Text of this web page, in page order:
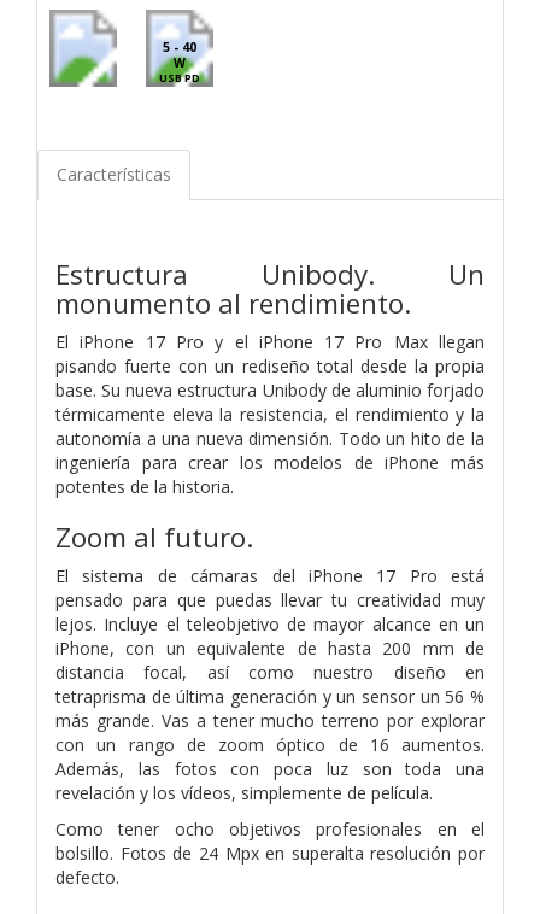
5 - 40
W
USB PD
Características
Estructura Unibody. Un
monumento al rendimiento.
El iPhone 17 Pro y el iPhone 17 Pro Max llegan
pisando fuerte con un rediseño total desde la propia
base. Su nueva estructura Unibody de aluminio forjado
térmicamente eleva la resistencia, el rendimiento y la
autonomía a una nueva dimensión. Todo un hito de la
ingeniería para crear los modelos de iPhone más
potentes de la historia.
Zoom al futuro.
El sistema de cámaras del iPhone 17 Pro está
pensado para que puedas llevar tu creatividad muy
lejos. Incluye el teleobjetivo de mayor alcance en un
iPhone, con un equivalente de hasta 200 mm de
distancia focal, así como nuestro diseño en
tetraprisma de última generación y un sensor un 56 %
más grande. Vas a tener mucho terreno por explorar
con un rango de zoom óptico de 16 aumentos.
Además, las fotos con poca luz son toda una
revelación y los vídeos, simplemente de película.
Como tener ocho objetivos profesionales en el
bolsillo. Fotos de 24 Mpx en superalta resolución por
defecto.